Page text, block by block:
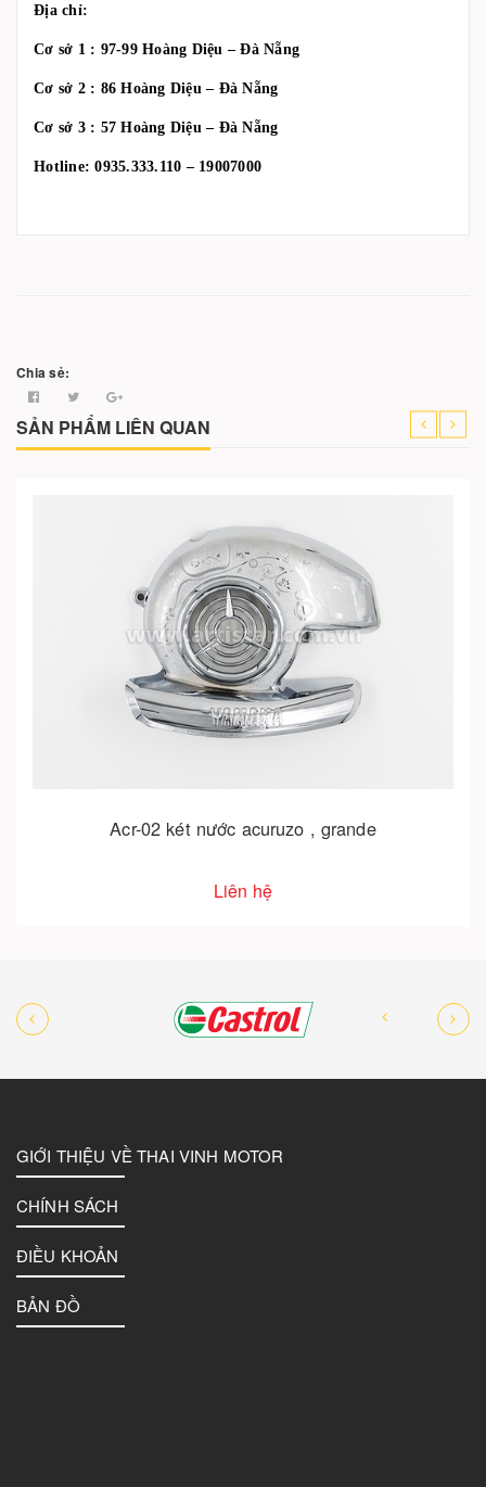
Địa chỉ:
Cơ sở 1 : 97-99 Hoàng Diệu – Đà Nẵng
Cơ sở 2 : 86 Hoàng Diệu – Đà Nẵng
Cơ sở 3 : 57 Hoàng Diệu – Đà Nẵng
Hotline: 0935.333.110 – 19007000
Chia sẻ:
SẢN PHẨM LIÊN QUAN
Acr-02 két nước acuruzo , grande
Liên hệ
GIỚI THIỆU VỀ THAI VINH MOTOR
CHÍNH SÁCH
ĐIỀU KHOẢN
BẢN ĐỒ